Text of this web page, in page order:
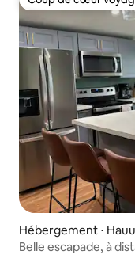
Coup de cœur
Hébergement ⋅
Belle escapade, à